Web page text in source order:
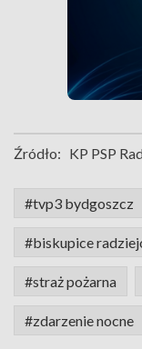
Źródło: KP PSP
#tvp3 bydgoszcz
#biskupice
#straż pożarna
#zdarzenie nocne